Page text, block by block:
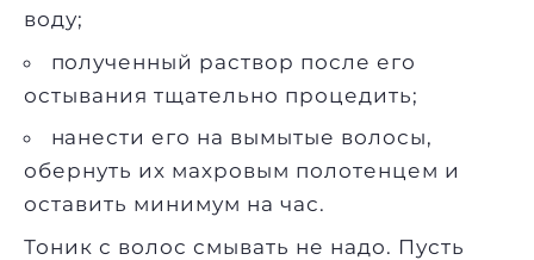
воду;
полученный раствор после его
остывания тщательно процедить;
нанести его на вымытые волосы,
обернуть их махровым полотенцем и
оставить минимум на час.
Тоник с волос смывать не надо. Пусть